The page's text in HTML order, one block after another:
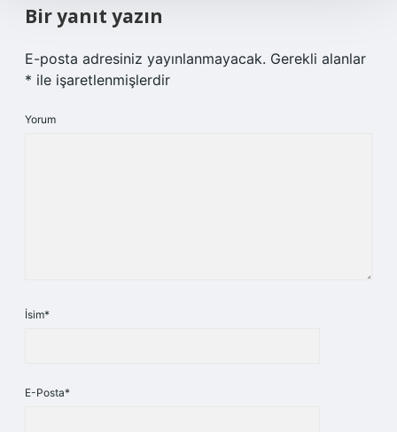
Bir yanıt yazın
E-posta adresiniz yayınlanmayacak. Gerekli alanlar
* ile işaretlenmişlerdir
Yorum
İsim*
E-Posta*